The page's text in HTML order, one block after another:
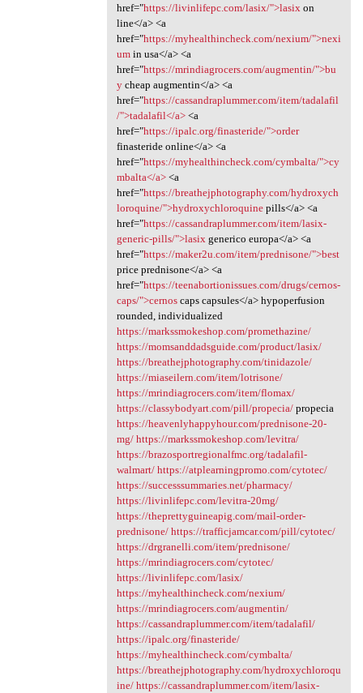
href="https://livinlifepc.com/lasix/">lasixon
line</a> <a
href="https://myhealthincheck.com/nexium/">nexi
umin usa</a> <a
href="https://mrindiagrocers.com/augmentin/">bu
ycheap augmentin</a> <a
href="https://cassandraplummer.com/item/tadalafil
/">tadalafil</a><a
href="https://ipalc.org/finasteride/">order
finasteride online</a> <a
href="https://myhealthincheck.com/cymbalta/">cy
mbalta</a><a
href="https://breathejphotography.com/hydroxych
loroquine/">hydroxychloroquinepills</a> <a
href="https://cassandraplummer.com/item/lasix-
generic-pills/">lasixgenerico europa</a> <a
href="https://maker2u.com/item/prednisone/">best
price prednisone</a> <a
href="https://teenabortionissues.com/drugs/cernos-
caps/">cernoscaps capsules</a> hypoperfusion
rounded, individualized
https://markssmokeshop.com/promethazine/
https://momsanddadsguide.com/product/lasix/
https://breathejphotography.com/tinidazole/
https://miaseilern.com/item/lotrisone/
https://mrindiagrocers.com/item/flomax/
https://classybodyart.com/pill/propecia/propecia
https://heavenlyhappyhour.com/prednisone-20-
mg/ https://markssmokeshop.com/levitra/
https://brazosportregionalfmc.org/tadalafil-
walmart/ https://atplearningpromo.com/cytotec/
https://successsummaries.net/pharmacy/
https://livinlifepc.com/levitra-20mg/
https://theprettyguineapig.com/mail-order-
prednisone/ https://trafficjamcar.com/pill/cytotec/
https://drgranelli.com/item/prednisone/
https://mrindiagrocers.com/cytotec/
https://livinlifepc.com/lasix/
https://myhealthincheck.com/nexium/
https://mrindiagrocers.com/augmentin/
https://cassandraplummer.com/item/tadalafil/
https://ipalc.org/finasteride/
https://myhealthincheck.com/cymbalta/
https://breathejphotography.com/hydroxychloroqu
ine/ https://cassandraplummer.com/item/lasix-